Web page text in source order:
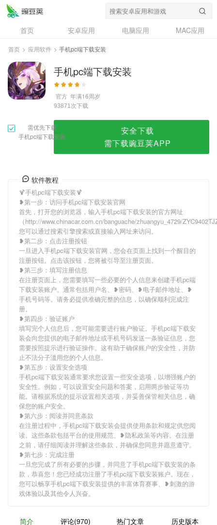
首页 安卓应用 电脑应用
MAC应用
资讯
专题
问答
首页 > 应用软件 > 手机pc端下载安装
手机pc端下载安装
官方 年满16周岁
93871次下载
需优先下载
手机pc端下载安装
安全下载
需下载豌豆荚APP
软件教程
🍹手机pc端下载安装🍹
❥第一步：访问手机pc端下载安装官网
首先，打开您的浏览器，输入手机pc端下载安装的官方网址
（http://www.chinacar.com.cn/banguache/zhuangyu_4729/
您可以通过搜索引擎搜索或直接输入网址来访问。
❥第二步：点击注册按钮
一旦进入手机pc端下载安装官网，您会在页面上找到一个醒目的
注册按钮。点击该按钮，您将被引导至注册页面。
❥第三步：填写注册信息
在注册页面上，您需要填写一些必要的个人信息来创建手机pc端
下载安装账户。通常包括用户名、❥密码、❥电子邮件地址、❥
手机号码等。请务必提供准确完整的信息，以确保顺利完成注
册。
❥第四步：验证账户
填写完个人信息后，您可能需要进行账户验证。手机pc端下载安
装会向您提供的电子邮件地址或手机号码发送一条验证信息，您
需要按照提示进行验证操作。这有助于确保账户的安全性，并防
止不法分子滥用您的个人信息。
❥第五步：设置安全选项
手机pc端下载安装通常要求您设置一些安全选项，以增强账户的
安全性。例如，可以设置安全问题和答案，启用两步验证等功
能。请根据系统的提示设置相关选项，并妥善保管相关信息，确
保您的账户安全。
❥第六步：阅读并同意条款
在注册过程中，手机pc端下载安装会提供使用条款和规定供您阅
读。这些条款包括平台的使用规范、❥隐私政策等内容。在注册
之前，请仔细阅读并理解这些条款，并确保您同意并愿意遵守。
❥第七步：完成注册
一旦您完成了所有必要的步骤，并同意了手机pc端下载安装的条
款，恭喜您！您已经成功注册了手机pc端下载安装账户。现在，
您可以畅享手机pc端下载安装提供的丰富体育赛事、❥刺激的游
戏体验以及其他令人兴奋。
简介 评论(970) 热门文章 历史版本